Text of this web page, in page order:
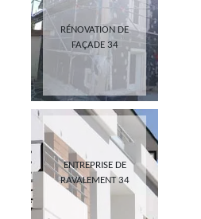
RÉNOVATION DE
FAÇADE 34
ENTREPRISE DE
RAVALEMENT 34